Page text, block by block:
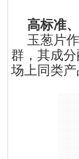
高标准
玉葱片
群，其成
场上同类